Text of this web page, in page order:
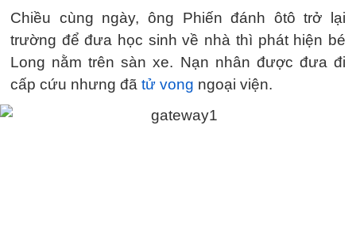
Chiều cùng ngày, ông Phiến đánh ôtô trở lại
trường để đưa học sinh về nhà thì phát hiện bé
Long nằm trên sàn xe. Nạn nhân được đưa đi
cấp cứu nhưng đã tử vong ngoại viện.